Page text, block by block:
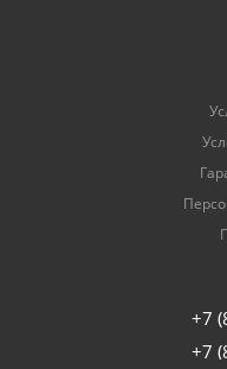
+7
+7